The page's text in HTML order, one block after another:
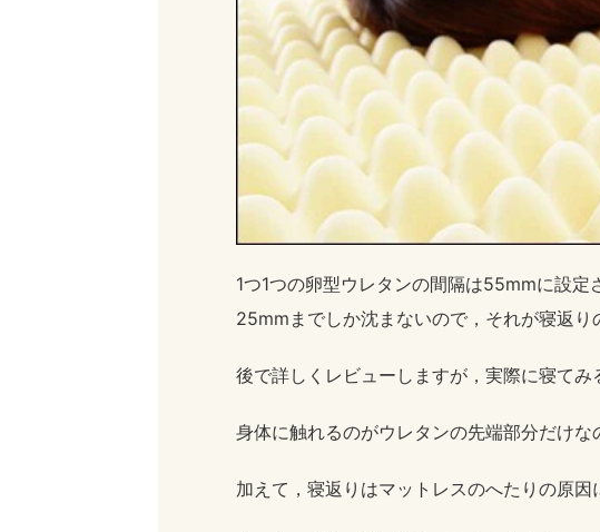
1つ1つの卵型ウレタンの間隔は55mmに設
25mmまでしか沈まないので，それが寝返り
後で詳しくレビューしますが，実際に寝てみ
身体に触れるのがウレタンの先端部分だけな
加えて，寝返りはマットレスのへたりの原